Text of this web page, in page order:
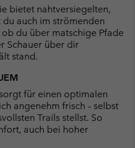
bietet nahtversiegelten,
auch im strömenden
du über matschige Pfade
Schauer über dir
stand.
für einen optimalen
angenehm frisch – selbst
Trails stellst. So
auch bei hoher